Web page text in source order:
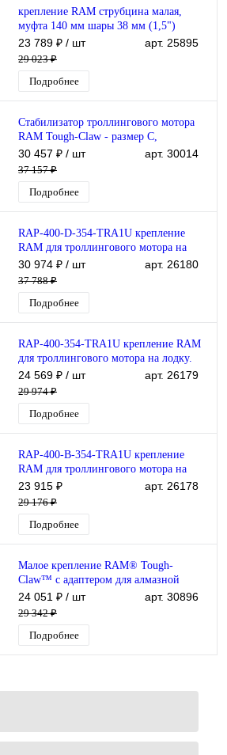
крепление RAM струбцина малая,
муфта 140 мм шары 38 мм (1,5")
(RAP-400-202U)
23 789 ₽ / шт
29 023 ₽
арт. 25895
Подробнее
Стабилизатор троллингового мотора
RAM Tough-Claw - размер C,
удлиненный (RAP-400-D-202U)
30 457 ₽ / шт
37 157 ₽
арт. 30014
Подробнее
RAP-400-D-354-TRA1U крепление
RAM для троллингового мотора на
лодку. Малая струбцина, длинная
муфта 230 мм. Т-паз
30 974 ₽ / шт
37 788 ₽
арт. 26180
Подробнее
RAP-400-354-TRA1U крепление RAM
для троллингового мотора на лодку.
Малая струбцина, средняя муфта 140
мм. Т-паз
24 569 ₽ / шт
29 974 ₽
арт. 26179
Подробнее
RAP-400-B-354-TRA1U крепление
RAM для троллингового мотора на
лодку. Малая струбцина, короткая
муфта 90 мм. Т-паз
23 915 ₽
29 176 ₽
арт. 26178
Подробнее
Малое крепление RAM® Tough-
Claw™ с адаптером для алмазной
пластины (средний размер)
24 051 ₽ / шт
29 342 ₽
арт. 30896
Подробнее